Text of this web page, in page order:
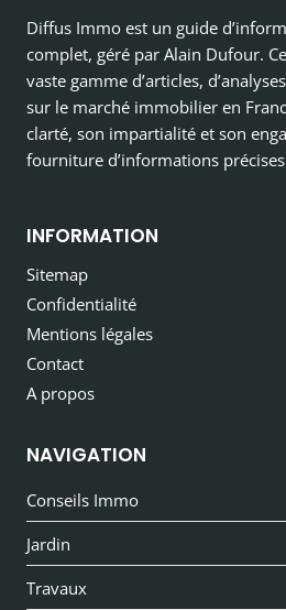
Diffus Immo est un guide
complet, géré par Alain Dufour.
vaste gamme d’articles,
sur le marché immobilier en
clarté, son impartialité et son
fourniture d’informations
INFORMATION
Sitemap
Confidentialité
Mentions légales
Contact
A propos
NAVIGATION
Conseils Immo
Jardin
Travaux